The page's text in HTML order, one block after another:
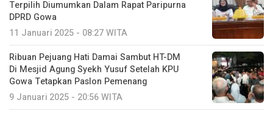
Terpilih Diumumkan Dalam Rapat Paripurna
DPRD Gowa
11 Januari 2025 - 08:27 WITA
Ribuan Pejuang Hati Damai Sambut HT-DM
Di Mesjid Agung Syekh Yusuf Setelah KPU
Gowa Tetapkan Paslon Pemenang
9 Januari 2025 - 20:56 WITA